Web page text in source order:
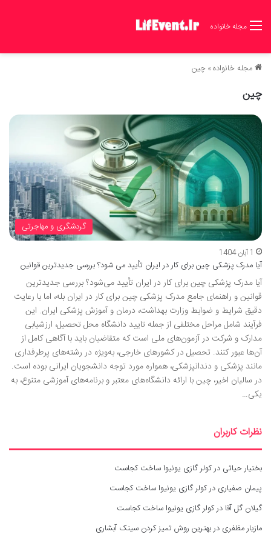
مجله خانواده
مجله خانواده»چین
چین
گردشگری و مهاجرتی
1 آبان 1404
آیا مدرک پزشکی چین برای کار در ایران تأیید می شود؟ بررسی جدیدترین قوانین
آیا مدرک پزشکی چین برای کار در ایران تأیید می‌شود؟ بررسی جدیدترین
قوانین و راهنمای جامع مدرک پزشکی چین برای کار در ایران بله، اما با رعایت
دقیق شرایط و ضوابط وزارت بهداشت، درمان و آموزش پزشکی ایران. این
فرآیند شامل مراحل مختلفی از جمله تایید دانشگاه محل تحصیل، ارزشیابی
مدارک و شرکت در آزمون‌های ملی است که متقاضیان باید با آگاهی کامل از
آن‌ها عبور کنند. تحصیل در کشورهای خارجی، به‌ویژه در رشته‌های پرطرفداری
مانند پزشکی و دندانپزشکی، همواره مورد توجه دانشجویان ایرانی بوده است.
در سالیان اخیر، چین با ارائه دانشگاه‌های معتبر و برنامه‌های آموزشی متنوع، به
یکی…
نظرات کاربران
بختیار حیاتی درکولر گازی یونیوا ساخت کجاست
پیمان صفیاری درکولر گازی یونیوا ساخت کجاست
گیلان گل آقا درکولر گازی یونیوا ساخت کجاست
مازیار مظفری دربهترین روش تمیز کردن سینک آبشاری